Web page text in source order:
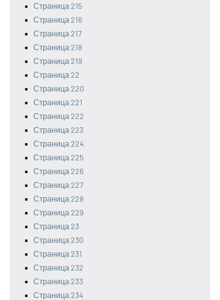
Страница 215
Страница 216
Страница 217
Страница 218
Страница 219
Страница 22
Страница 220
Страница 221
Страница 222
Страница 223
Страница 224
Страница 225
Страница 226
Страница 227
Страница 228
Страница 229
Страница 23
Страница 230
Страница 231
Страница 232
Страница 233
Страница 234